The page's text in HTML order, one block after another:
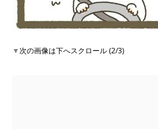
▼次の画像は下へスクロール (2/3)